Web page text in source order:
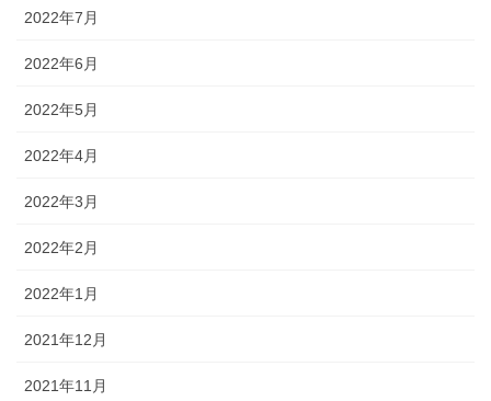
2022年7月
2022年6月
2022年5月
2022年4月
2022年3月
2022年2月
2022年1月
2021年12月
2021年11月